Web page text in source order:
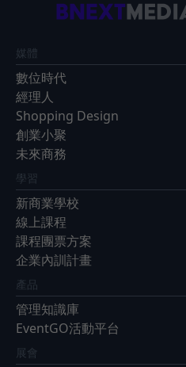
媒體
數位時代
經理人
Shopping Design
創業小聚
未來商務
學習
新商業學校
線上課程
課程團票方案
企業內訓計畫
產品
管理知識庫
EventGO活動平台
展會